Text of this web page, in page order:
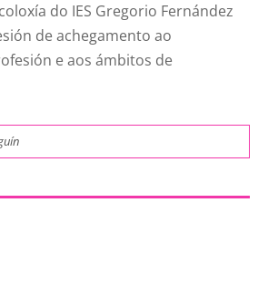
do IES Gregorio Fernández
de achegamento ao
e aos ámbitos de